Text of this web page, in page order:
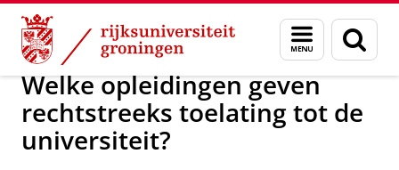
Skip
Content
Skip
Navigation
Menu
en
zoeken
Onderwijs Toelating / vooropleiding
Welke opleidingen geven
rechtstreeks toelating tot de
universiteit?